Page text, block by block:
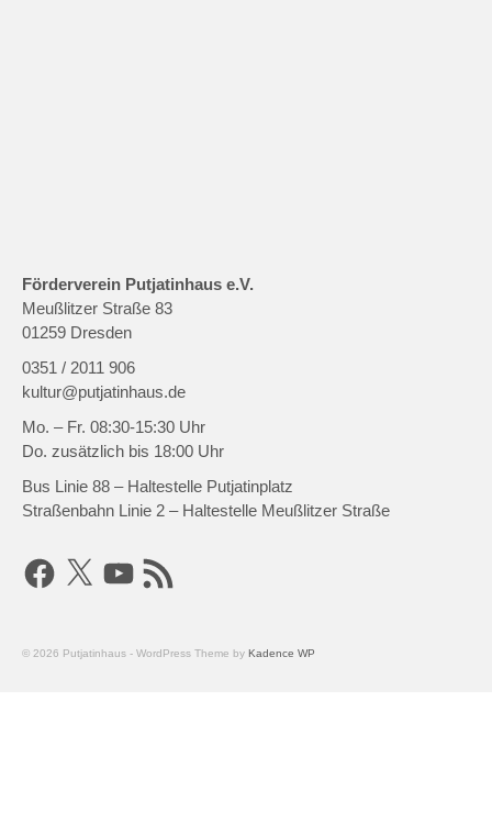
Förderverein Putjatinhaus e.V.
Meußlitzer Straße 83
01259 Dresden
0351 / 2011 906
kultur@putjatinhaus.de
Mo. – Fr. 08:30-15:30 Uhr
Do. zusätzlich bis 18:00 Uhr
Bus Linie 88 – Haltestelle Putjatinplatz
Straßenbahn Linie 2 – Haltestelle Meußlitzer Straße
Facebook
X YouTube
RSS-
Feed
© 2026 Putjatinhaus - WordPress Theme by Kadence WP